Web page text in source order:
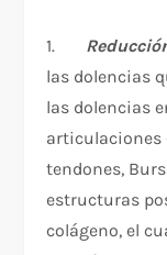
1.
las dolencias
las dolencias
articulaciones
tendones,
estructuras
colágeno, el